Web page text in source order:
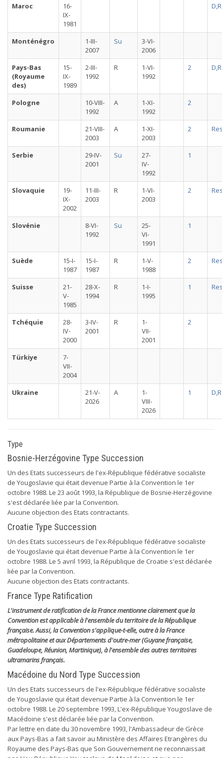
Maroc
16-
IX-
1981
Monténégro
1-III-
2007
Su
3-VI-
2006
Pays-Bas
(Royaume
des)
15-
IX-
1989
2-III-
1992
R
1-VI-
1992
2
Pologne
10-VIII-
1992
A
1-XI-
1992
2
Roumanie
21-VIII-
2003
A
1-XI-
2003
2
Serbie
29-IV-
2001
Su
27-
IV-
1992
1
Slovaquie
19-
IX-
2002
11-III-
2003
R
1-VI-
2003
2
Slovénie
8-VI-
1992
Su
25-
VI-
1991
1
Suède
15-I-
1987
15-I-
1987
R
1-V-
1988
2
Suisse
21-
V-
1985
28-X-
1994
R
1-I-
1995
1
Tchéquie
28-
IV-
2000
3-IV-
2001
R
1-
VII-
2001
2
Türkiye
7-
VII-
2004
Ukraine
21-V-
2026
A
1-
VIII-
2026
1
Type
Bosnie-Herzégovine Type Succession
Un des Etats successeurs de l'ex-République fédérative socialiste
de Yougoslavie qui était devenue Partie à la Convention le 1er
octobre 1988. Le 23 août 1993, la République de Bosnie-Herzégovine
s'est déclarée liée par la Convention.
Aucune objection des Etats contractants.
Croatie Type Succession
Un des Etats successeurs de l'ex-République fédérative socialiste
de Yougoslavie qui était devenue Partie à la Convention le 1er
octobre 1988. Le 5 avril 1993, la République de Croatie s'est déclarée
liée par la Convention.
Aucune objection des Etats contractants.
France Type Ratification
L'instrument de ratification de la France mentionne clairement que la
Convention est applicable à l'ensemble du territoire de la République
française. Aussi, la Convention s'applique-t-elle, outre à la France
métropolitaine et aux Départements d'outre-mer (Guyane française,
Guadeloupe, Réunion, Martinique), à l'ensemble des autres territoires
ultramarins français.
Macédoine du Nord Type Succession
Un des Etats successeurs de l'ex-République fédérative socialiste
de Yougoslavie qui était devenue Partie à la Convention le 1er
octobre 1988. Le 20 septembre 1993, L'ex-République Yougoslave de
Macédoine s'est déclarée liée par la Convention.
Par lettre en date du 30 novembre 1993, l'Ambassadeur de Grèce
aux Pays-Bas a fait savoir au Ministère des Affaires Etrangères du
Royaume des Pays-Bas que Son Gouvernement ne reconnaissait